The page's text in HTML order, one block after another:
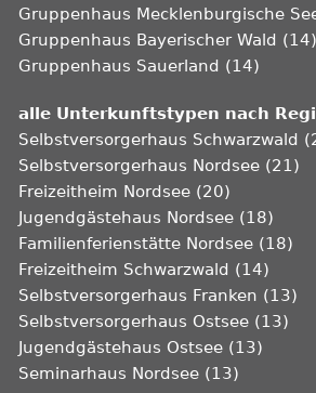
Gruppenhaus Mecklenburgische
Gruppenhaus Bayerischer Wald (14)
Gruppenhaus Sauerland (14)
alle Unterkunftstypen nach
Selbstversorgerhaus Schwarzwald
Selbstversorgerhaus Nordsee (21)
Freizeitheim Nordsee (20)
Jugendgästehaus Nordsee (18)
Familienferienstätte Nordsee (18)
Freizeitheim Schwarzwald (14)
Selbstversorgerhaus Franken (13)
Selbstversorgerhaus Ostsee (13)
Jugendgästehaus Ostsee (13)
Seminarhaus Nordsee (13)